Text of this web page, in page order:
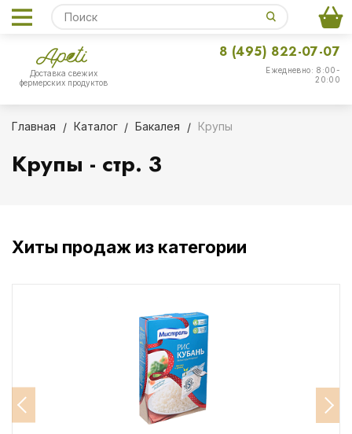
Доставка свежих
фермерских продуктов
Ежедневно: 8:00-
20:00
8 (495) 822-07-07
Главная Каталог Бакалея Крупы
Крупы - стр. 3
Хиты продаж из категории